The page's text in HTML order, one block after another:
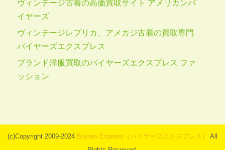
ヴィンテージ古着の高価買取サイト アメリカンバ
イヤーズ
ヴィンテージレプリカ、アメカジ古着の買取専門
バイヤーズエクスプレス
ブランド洋服買取のバイヤーズエクスプレス ファ
ッション
(c)Copyright 2009-2024 Buyers-Express（バイヤーズエクスプレス）
All